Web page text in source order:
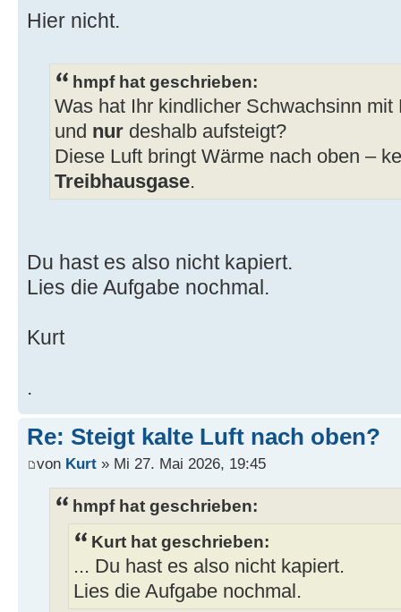
Hier nicht.
hmpf hat geschrieben:
Was hat Ihr kindlicher Schwachsinn
und nur deshalb aufsteigt?
Diese Luft bringt Wärme nach oben –
Treibhausgase.
Du hast es also nicht kapiert.
Lies die Aufgabe nochmal.
Kurt
.
Re: Steigt kalte Luft nach oben?
von Kurt » Mi 27. Mai 2026, 19:45
hmpf hat geschrieben:
Kurt hat geschrieben:
... Du hast es also nicht kapiert.
Lies die Aufgabe nochmal.